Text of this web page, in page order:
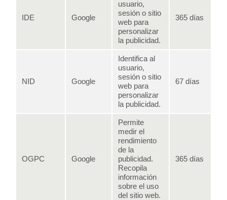
IDE Google
usuario,
sesión o sitio
web para
personalizar
la publicidad.
365 días
NID Google
Identifica al
usuario,
sesión o sitio
web para
personalizar
la publicidad.
67 días
OGPC Google
Permite
medir el
rendimiento
de la
publicidad.
Recopila
información
sobre el uso
del sitio web.
365 días